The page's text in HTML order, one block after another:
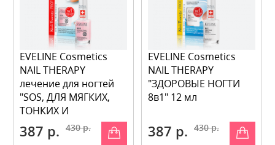
EVELINE Cosmetics
NAIL THERAPY
лечение для ногтей
"SOS, ДЛЯ МЯГКИХ,
ТОНКИХ И
РАССЛАИВАЮЩИХСЯ
НОГТЕЙ
387 р. 430 р.
EVELINE Cosmetics
NAIL THERAPY
"ЗДОРОВЫЕ НОГТИ
8в1" 12 мл
387 р. 430 р.